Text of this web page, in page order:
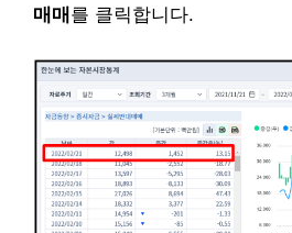
매매 를 클릭합니다.